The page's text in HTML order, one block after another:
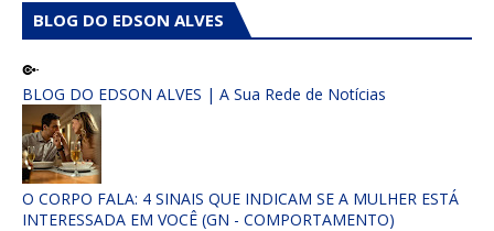
BLOG DO EDSON ALVES
BLOG DO EDSON ALVES | A Sua Rede de Notícias
O CORPO FALA: 4 SINAIS QUE INDICAM SE A MULHER ESTÁ
INTERESSADA EM VOCÊ (GN - COMPORTAMENTO)